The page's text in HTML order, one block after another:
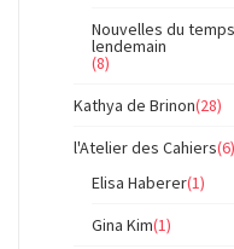
Nouvelles du
lendemain
(8)
Kathya de Brinon(28)
l'Atelier des Cahiers(6)
Elisa Haberer(1)
Gina Kim(1)